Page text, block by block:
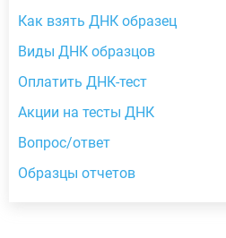
Как взять ДНК образец
Виды ДНК образцов
Оплатить ДНК-тест
Акции на тесты ДНК
Вопрос/ответ
Образцы отчетов